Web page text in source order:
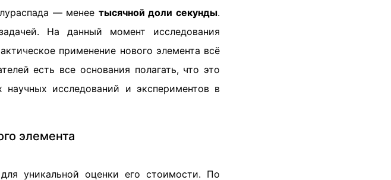
— менее тысячной доли секунды.
На данный момент исследования
применение нового элемента всё
есть все основания полагать, что это
исследований и экспериментов в
элемента
уникальной оценки его стоимости. По